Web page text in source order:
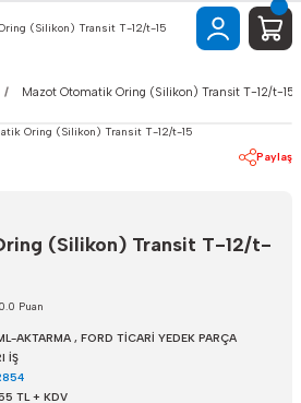
Mazot Otomatik Oring (Silikon) Transit T-12/t-15
Paylaş
(Silikon) Transit T-12/t-
Puan
AKTARMA , FORD TİCARİ YEDEK PARÇA
İŞ
TL + KDV